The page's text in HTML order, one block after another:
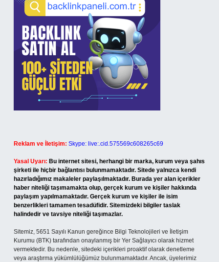
Reklam ve İletişim: Skype: live:.cid.575569c608265c69
Yasal Uyarı: Bu internet sitesi, herhangi bir marka, kurum veya şahıs
şirketi ile hiçbir bağlantısı bulunmamaktadır. Sitede yalnızca kendi
hazırladığımız makaleler paylaşılmaktadır. Burada yer alan içerikler
haber niteliği taşımamakta olup, gerçek kurum ve kişiler hakkında
paylaşım yapılmamaktadır. Gerçek kurum ve kişiler ile isim
benzerlikleri tamamen tesadüfidir. Sitemizdeki bilgiler taslak
halindedir ve tavsiye niteliği taşımazlar.
Sitemiz, 5651 Sayılı Kanun gereğince Bilgi Teknolojileri ve İletişim
Kurumu (BTK) tarafından onaylanmış bir Yer Sağlayıcı olarak hizmet
vermektedir. Bu nedenle, sitedeki içerikleri proaktif olarak denetleme
veya araştırma yükümlülüğümüz bulunmamaktadır. Ancak, üyelerimiz